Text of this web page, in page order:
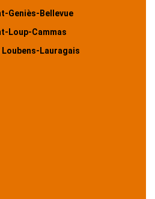
Geniès-Bellevue
Loup-Cammas
Loubens-Lauragais